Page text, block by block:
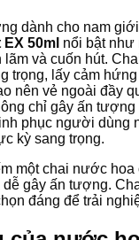
dành cho nam
50ml nổi bật như
lãm và cuốn hút.
trọng, lấy cảm
nên vẻ ngoài đầy
chỉ gây ấn
phục người dùng
kỳ sang trọng.
một chai nước
gây ấn tượng.
đáng để trải